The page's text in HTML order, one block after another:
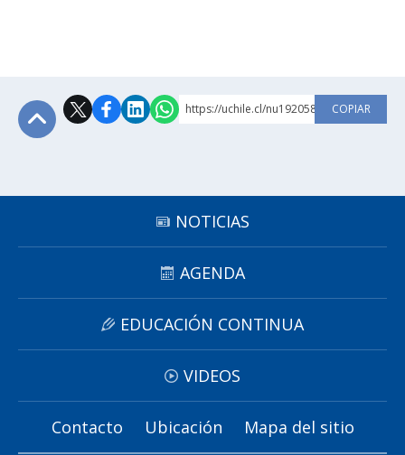
https://uchile.cl/nu192058 COPIAR
NOTICIAS
AGENDA
EDUCACIÓN CONTINUA
VIDEOS
Contacto Ubicación Mapa del sitio